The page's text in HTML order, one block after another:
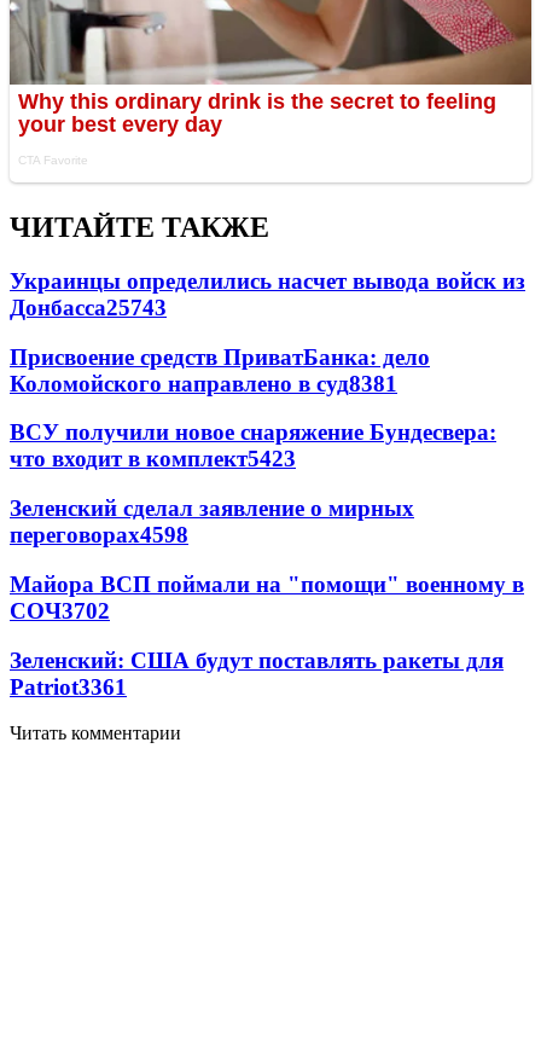
ЧИТАЙТЕ ТАКЖЕ
Украинцы определились насчет вывода войск из
Донбасса25743
Присвоение средств ПриватБанка: дело
Коломойского направлено в суд8381
ВСУ получили новое снаряжение Бундесвера:
что входит в комплект5423
Зеленский сделал заявление о мирных
переговорах4598
Майора ВСП поймали на "помощи" военному в
СОЧ3702
Зеленский: США будут поставлять ракеты для
Patriot3361
Читать комментарии